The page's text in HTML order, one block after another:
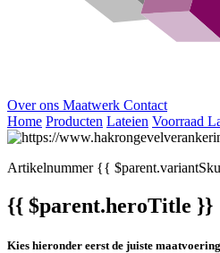
Over ons Maatwerk Contact
Home Producten Lateien Voorraad
Artikelnummer{{
{{ $parent.heroTitle }}
Kies hieronder eerst de juiste